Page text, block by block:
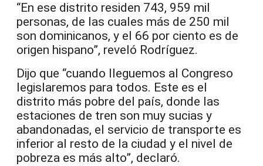
“En ese distrito residen 743, 959 mil
personas, de las cuales más de 250 mil
son dominicanos, y el 66 por ciento es de
origen hispano”, reveló Rodríguez.
Dijo que “cuando lleguemos al Congreso
legislaremos para todos. Este es el
distrito más pobre del país, donde las
estaciones de tren son muy sucias y
abandonadas, el servicio de transporte es
inferior al resto de la ciudad y el nivel de
pobreza es más alto”, declaró.